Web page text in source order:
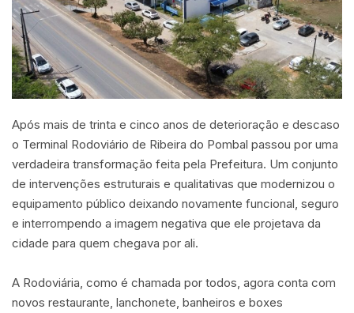
Após mais de trinta e cinco anos de deterioração e descaso
o Terminal Rodoviário de Ribeira do Pombal passou por uma
verdadeira transformação feita pela Prefeitura. Um conjunto
de intervenções estruturais e qualitativas que modernizou o
equipamento público deixando novamente funcional, seguro
e interrompendo a imagem negativa que ele projetava da
cidade para quem chegava por ali.
A Rodoviária, como é chamada por todos, agora conta com
novos restaurante, lanchonete, banheiros e boxes